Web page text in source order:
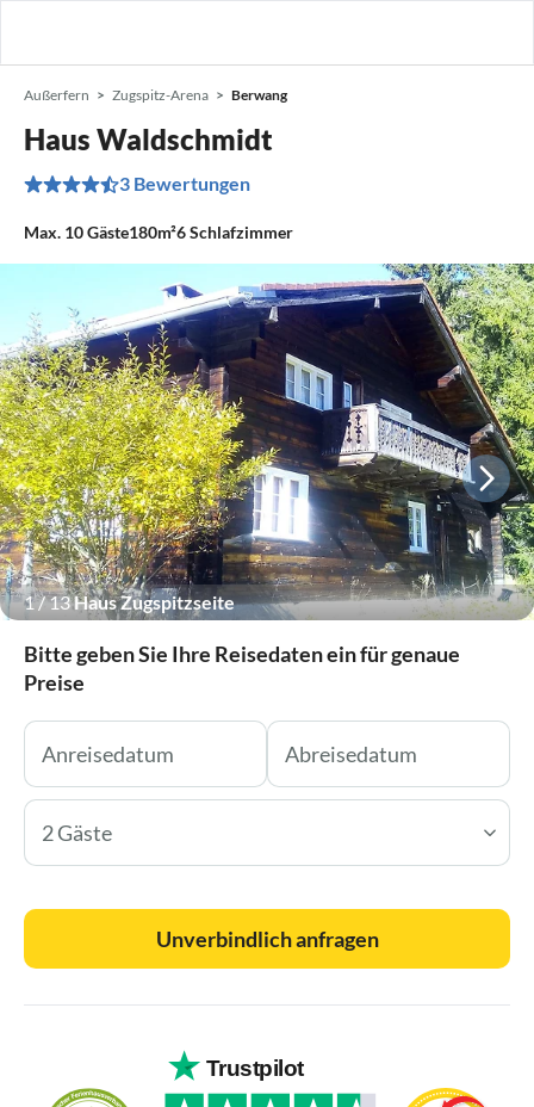
Außerfern Zugspitz-Arena Berwang
Haus Waldschmidt
3 Bewertungen
Max. 10Gäste180m²6Schlafzimmer
1/13Haus Zugspitzseite
Bitte geben Sie Ihre Reisedaten ein für genaue
Preise
2 Gäste
Unverbindlich anfragen